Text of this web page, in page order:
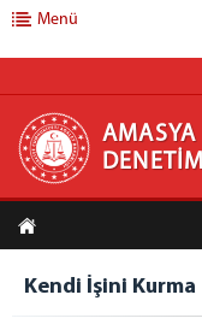
AMASYA
DENETİMLİ SERBESTLİK
Misyon
Menü
AMASYA
Kendi İşini Kurma